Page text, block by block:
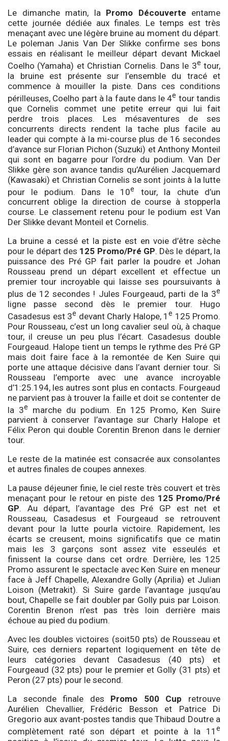
Le dimanche matin, la Promo Découverte entame
cette journée dédiée aux finales. Le temps est très
menaçant avec une légère bruine au moment du départ.
Le poleman Janis Van Der Slikke confirme ses bons
essais en réalisant le meilleur départ devant Mickael
Coelho (Yamaha) et Christian Cornelis. Dans le 3e tour,
la bruine est présente sur l’ensemble du tracé et
commence à mouiller la piste. Dans ces conditions
périlleuses, Coelho part à la faute dans le 4e tour tandis
que Cornelis commet une petite erreur qui lui fait
perdre trois places. Les mésaventures de ses
concurrents directs rendent la tache plus facile au
leader qui compte à la mi-course plus de 16 secondes
d’avance sur Florian Pichon (Suzuki) et Anthony Monteil
qui sont en bagarre pour l’ordre du podium. Van Der
Slikke gère son avance tandis qu’Aurélien Jacquemard
(Kawasaki) et Christian Cornelis se sont joints à la lutte
pour le podium. Dans le 10e
tour, la chute d’un
concurrent oblige la direction de course à stopperla
course. Le classement retenu pour le podium est Van
Der Slikke devant Monteil et Cornelis.
La bruine a cessé et la piste est en voie d’être sèche
pour le départ des 125 Promo/Pré GP. Dès le départ, la
puissance des Pré GP fait parler la poudre et Johan
Rousseau prend un départ excellent et effectue un
premier tour incroyable qui laisse ses poursuivants à
plus de 12 secondes ! Jules Fourgeaud, parti de la 3e
ligne passe second dès le premier tour. Hugo
Casadesus est 3e devant Charly Halope, 1 e 125 Promo.
Pour Rousseau, c’est un long cavalier seul où, à chaque
tour, il creuse un peu plus l’écart. Casadesus double
Fourgeaud. Halope tient un temps le rythme des Pré GP
mais doit faire face à la remontée de Ken Suire qui
porte une attaque décisive dans l’avant dernier tour. Si
Rousseau l’emporte avec une avance incroyable
d’1:25.194, les autres sont plus en contacts. Fourgeaud
ne parvient pas à trouver la faille et doit se contenter de
la 3e
marche du podium. En 125 Promo, Ken Suire
parvient à conserver l’avantage sur Charly Halope et
Félix Peron qui double Corentin Brenon dans le dernier
tour.
Le reste de la matinée est consacrée aux consolantes
et autres finales de coupes annexes.
La pause déjeuner finie, le ciel reste très couvert et très
menaçant pour le retour en piste des 125 Promo/Pré
GP. Au départ, l’avantage des Pré GP est net et
Rousseau, Casadesus et Fourgeaud se retrouvent
devant pour la lutte pourla victoire. Rapidement, les
écarts se creusent, moins significatifs que ce matin
mais les 3 garçons sont assez vite esseulés et
finissent la course dans cet ordre. Derrière, les 125
Promo assurent le spectacle avec Ken Suire en meneur
face à Jeff Chapelle, Alexandre Golly (Aprilia) et Julian
Loison (Metrakit). Si Suire garde l’avantage jusqu’au
bout, Chapelle se fait doubler par Golly puis par Loison.
Corentin Brenon n’est pas très loin derrière mais
échoue au pied du podium.
Avec les doubles victoires (soit50 pts) de Rousseau et
Suire, ces derniers repartent logiquement en tête de
leurs catégories devant Casadesus (40 pts) et
Fourgeaud (32 pts) pour le premier et Golly (31 pts) et
Peron (27 pts) pour le second.
La seconde finale des Promo 500 Cup retrouve
Aurélien Chevallier, Frédéric Besson et Patrice Di
Gregorio aux avant-postes tandis que Thibaud Doutre a
complètement raté son départ et pointe à la 11 e